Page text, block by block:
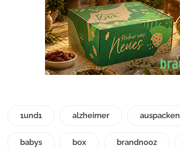
1und1 alzheimer auspacken
babys box brandnooz